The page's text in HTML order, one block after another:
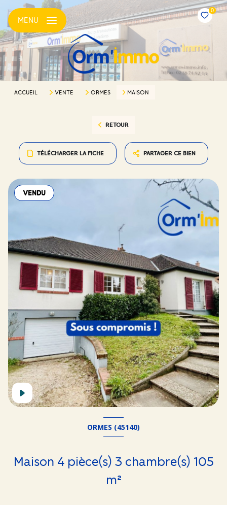
0
MENU
ACCUEIL VENTE ORMES MAISON
RETOUR
TÉLÉCHARGER LA FICHE PARTAGER CE BIEN
VENDU
ORMES (45140)
Maison 4 pièce(s) 3 chambre(s) 105
m²